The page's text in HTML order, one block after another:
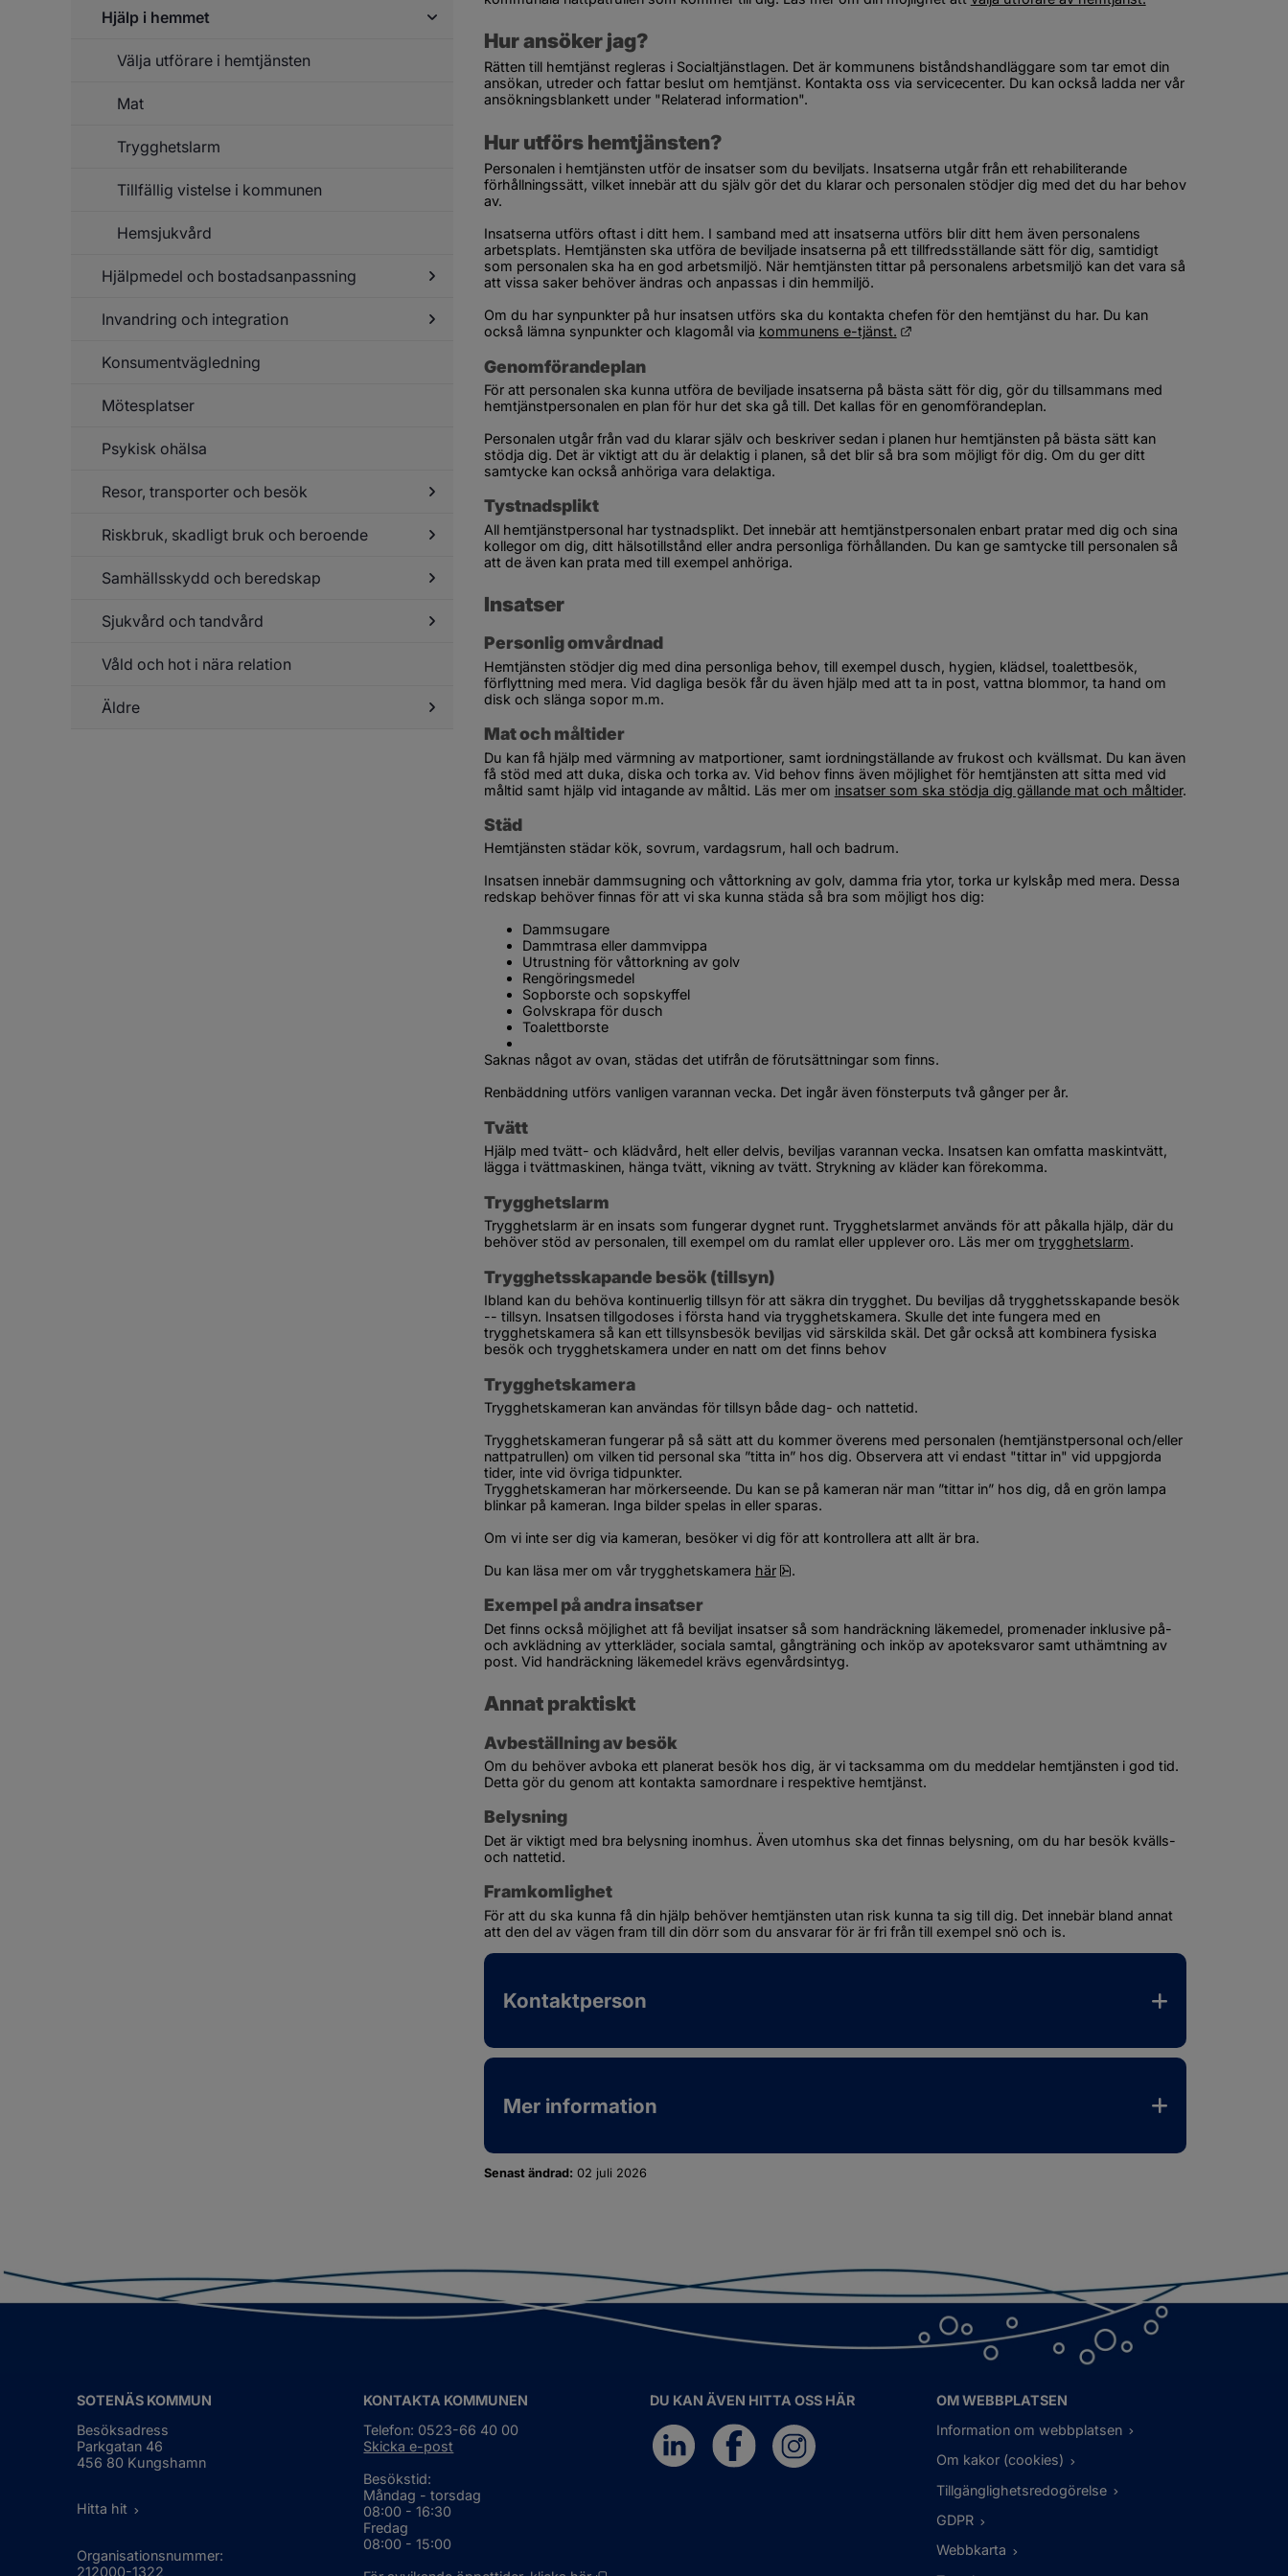
Funktionsnedsättning
Hjälp i hemmet
Undersidor
Välja utförare i hemtjänsten
Mat
Trygghetslarm
Tillfällig vistelse i kommunen
Hemsjukvård
Hjälpmedel och bostadsanpassning
Undersidor
bostadsanpassning
Invandring och integration
Undersidor
Invandring
Konsumentvägledning
Mötesplatser
Psykisk ohälsa
Resor, transporter och besök
Undersidor
transporter
besök
Riskbruk, skadligt bruk och beroende
Undersidor
skadligt
Samhällsskydd och beredskap
Undersidor
Samhällsskydd
beredskap
Sjukvård och tandvård
Undersidor
och
Våld och hot i nära relation
Äldre
Undersidor
Hur ansöker jag?
Rätten till hemtjänst regleras i Socialtjänstlagen. Det är kommunens biståndshandläggare som tar emot din
ansökan, utreder och fattar beslut om hemtjänst. Kontakta oss via servicecenter. Du kan också ladda ner vår
ansökningsblankett under "Relaterad information".
Hur utförs hemtjänsten?
Personalen i hemtjänsten utför de insatser som du beviljats. Insatserna utgår från ett rehabiliterande
förhållningssätt, vilket innebär att du själv gör det du klarar och personalen stödjer dig med det du har behov
av.
Insatserna utförs oftast i ditt hem. I samband med att insatserna utförs blir ditt hem även personalens
arbetsplats. Hemtjänsten ska utföra de beviljade insatserna på ett tillfredsställande sätt för dig, samtidigt
som personalen ska ha en god arbetsmiljö. När hemtjänsten tittar på personalens arbetsmiljö kan det vara så
att vissa saker behöver ändras och anpassas i din hemmiljö.
Om du har synpunkter på hur insatsen utförs ska du kontakta chefen för den hemtjänst du har. Du kan
också lämna synpunkter och klagomål via kommunens e-tjänst. Länk till annan webbplats.
Genomförandeplan
För att personalen ska kunna utföra de beviljade insatserna på bästa sätt för dig, gör du tillsammans med
hemtjänstpersonalen en plan för hur det ska gå till. Det kallas för en genomförandeplan.
Personalen utgår från vad du klarar själv och beskriver sedan i planen hur hemtjänsten på bästa sätt kan
stödja dig. Det är viktigt att du är delaktig i planen, så det blir så bra som möjligt för dig. Om du ger ditt
samtycke kan också anhöriga vara delaktiga.
Tystnadsplikt
All hemtjänstpersonal har tystnadsplikt. Det innebär att hemtjänstpersonalen enbart pratar med dig och sina
kollegor om dig, ditt hälsotillstånd eller andra personliga förhållanden. Du kan ge samtycke till personalen så
att de även kan prata med till exempel anhöriga.
Insatser
Personlig omvårdnad
Hemtjänsten stödjer dig med dina personliga behov, till exempel dusch, hygien, klädsel, toalettbesök,
förflyttning med mera. Vid dagliga besök får du även hjälp med att ta in post, vattna blommor, ta hand om
disk och slänga sopor m.m.
Mat och måltider
Du kan få hjälp med värmning av matportioner, samt iordningställande av frukost och kvällsmat. Du kan även
få stöd med att duka, diska och torka av. Vid behov finns även möjlighet för hemtjänsten att sitta med vid
måltid samt hjälp vid intagande av måltid. Läs mer om insatser som ska stödja dig gällande mat och måltider.
Städ
Hemtjänsten städar kök, sovrum, vardagsrum, hall och badrum.
Insatsen innebär dammsugning och våttorkning av golv, damma fria ytor, torka ur kylskåp med mera. Dessa
redskap behöver finnas för att vi ska kunna städa så bra som möjligt hos dig:
Dammsugare
Dammtrasa eller dammvippa
Utrustning för våttorkning av golv
Rengöringsmedel
Sopborste och sopskyffel
Golvskrapa för dusch
Toalettborste
Saknas något av ovan, städas det utifrån de förutsättningar som finns.
Renbäddning utförs vanligen varannan vecka. Det ingår även fönsterputs två gånger per år.
Tvätt
Hjälp med tvätt- och klädvård, helt eller delvis, beviljas varannan vecka. Insatsen kan omfatta maskintvätt,
lägga i tvättmaskinen, hänga tvätt, vikning av tvätt. Strykning av kläder kan förekomma.
Trygghetslarm
Trygghetslarm är en insats som fungerar dygnet runt. Trygghetslarmet används för att påkalla hjälp, där du
behöver stöd av personalen, till exempel om du ramlat eller upplever oro. Läs mer om trygghetslarm.
Trygghetsskapande besök (tillsyn)
Ibland kan du behöva kontinuerlig tillsyn för att säkra din trygghet. Du beviljas då trygghetsskapande besök
-- tillsyn. Insatsen tillgodoses i första hand via trygghetskamera. Skulle det inte fungera med en
trygghetskamera så kan ett tillsynsbesök beviljas vid särskilda skäl. Det går också att kombinera fysiska
besök och trygghetskamera under en natt om det finns behov
Trygghetskamera
Trygghetskameran kan användas för tillsyn både dag- och nattetid.
Trygghetskameran fungerar på så sätt att du kommer överens med personalen (hemtjänstpersonal och/eller
nattpatrullen) om vilken tid personal ska ”titta in” hos dig. Observera att vi endast "tittar in" vid uppgjorda
tider, inte vid övriga tidpunkter.
Trygghetskameran har mörkerseende. Du kan se på kameran när man ”tittar in” hos dig, då en grön lampa
blinkar på kameran. Inga bilder spelas in eller sparas.
Om vi inte ser dig via kameran, besöker vi dig för att kontrollera att allt är bra.
Du kan läsa mer om vår trygghetskamera här pdf, 99.5 kB, öppnas i nytt fönster.
.
Exempel på andra insatser
Det finns också möjlighet att få beviljat insatser så som handräckning läkemedel, promenader inklusive på-
och avklädning av ytterkläder, sociala samtal, gångträning och inköp av apoteksvaror samt uthämtning av
post. Vid handräckning läkemedel krävs egenvårdsintyg.
Annat praktiskt
Avbeställning av besök
Om du behöver avboka ett planerat besök hos dig, är vi tacksamma om du meddelar hemtjänsten i god tid.
Detta gör du genom att kontakta samordnare i respektive hemtjänst.
Belysning
Det är viktigt med bra belysning inomhus. Även utomhus ska det finnas belysning, om du har besök kvälls-
och nattetid.
Framkomlighet
För att du ska kunna få din hjälp behöver hemtjänsten utan risk kunna ta sig till dig. Det innebär bland annat
att den del av vägen fram till din dörr som du ansvarar för är fri från till exempel snö och is.
Kontaktperson
Mer information
Senast ändrad: 02 juli 2026
SOTENÄS KOMMUN
Besöksadress
Parkgatan 46
456 80 Kungshamn
Hitta hit
Organisationsnummer:
212000-1322
KONTAKTA KOMMUNEN
Telefon: 0523-66 40 00
Skicka e-post
Besökstid:
Måndag - torsdag
08:00 - 16:30
Fredag
08:00 - 15:00
DU KAN ÄVEN HITTA OSS HÄR
OM WEBBPLATSEN
Information om webbplatsen
Om kakor (cookies)
Tillgänglighetsredogörelse
GDPR
Webbkarta